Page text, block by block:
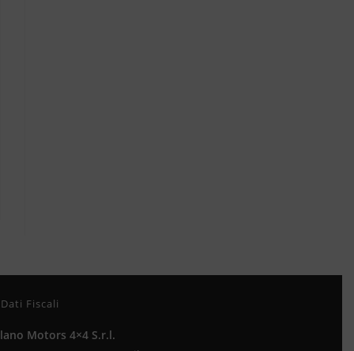
Dati Fiscali
Motors 4×4 S.r.l.